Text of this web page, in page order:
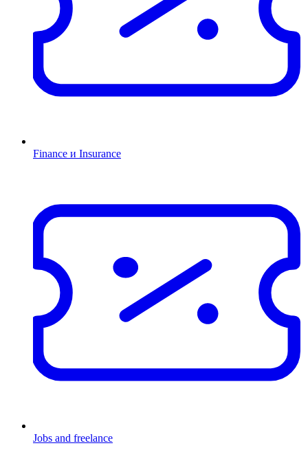
Finance и Insurance
Jobs and freelance